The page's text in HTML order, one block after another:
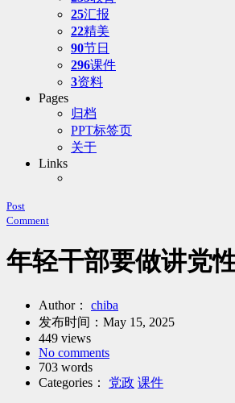
25汇报
22精美
90节日
296课件
3资料
Pages
归档
PPT标签页
关于
Links
Post
Comment
年轻干部要做讲党
Author：
chiba
发布时间： May 15, 2025
449 views
No comments
703 words
Categories：
党政 课件